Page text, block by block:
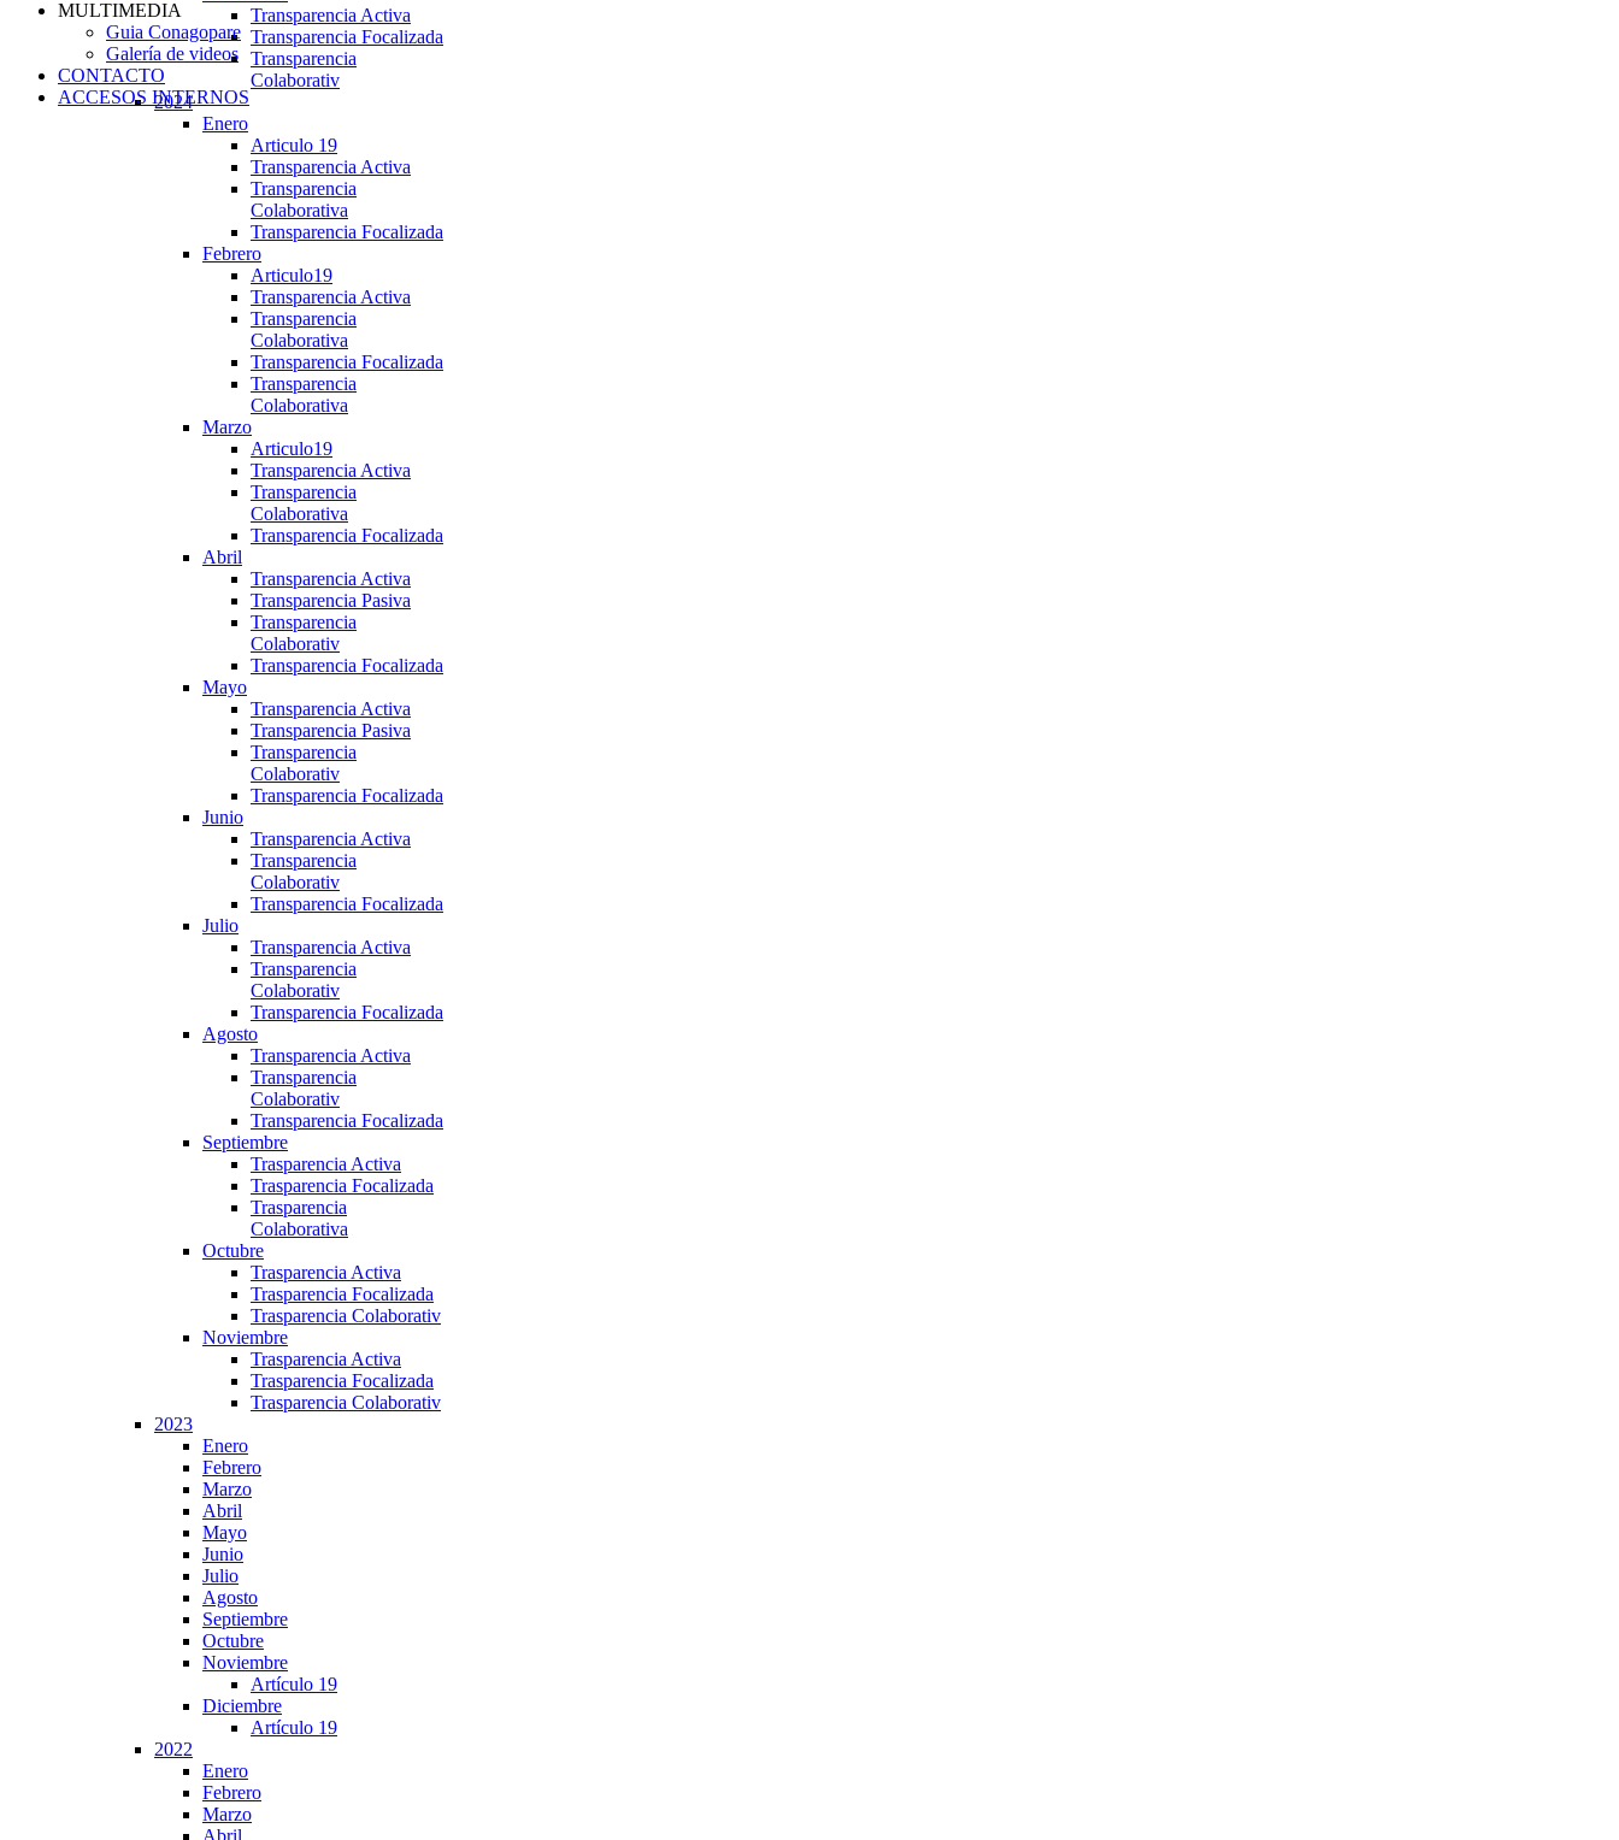
Transparencia Activa
Transparencia Focalizada
Transparencia
Colaborativ
2024
Enero
Articulo 19
Transparencia Activa
Transparencia
Colaborativa
Transparencia Focalizada
Febrero
Articulo19
Transparencia Activa
Transparencia
Colaborativa
Transparencia Focalizada
Transparencia
Colaborativa
Marzo
Articulo19
Transparencia Activa
Transparencia
Colaborativa
Transparencia Focalizada
Abril
Transparencia Activa
Transparencia Pasiva
Transparencia
Colaborativ
Transparencia Focalizada
Mayo
Transparencia Activa
Transparencia Pasiva
Transparencia
Colaborativ
Transparencia Focalizada
Junio
Transparencia Activa
Transparencia
Colaborativ
Transparencia Focalizada
Julio
Transparencia Activa
Transparencia
Colaborativ
Transparencia Focalizada
Agosto
Transparencia Activa
Transparencia
Colaborativ
Transparencia Focalizada
Septiembre
Trasparencia Activa
Trasparencia Focalizada
Trasparencia
Colaborativa
Octubre
Trasparencia Activa
Trasparencia Focalizada
Trasparencia Colaborativ
Noviembre
Trasparencia Activa
Trasparencia Focalizada
Trasparencia Colaborativ
2023
Enero
Febrero
Marzo
Abril
Mayo
Junio
Julio
Agosto
Septiembre
Octubre
Noviembre
Artículo 19
Diciembre
Artículo 19
2022
Enero
Febrero
Marzo
Abril
MULTIMEDIA
Guia Conagopare
Galería de videos
CONTACTO
ACCESOS INTERNOS